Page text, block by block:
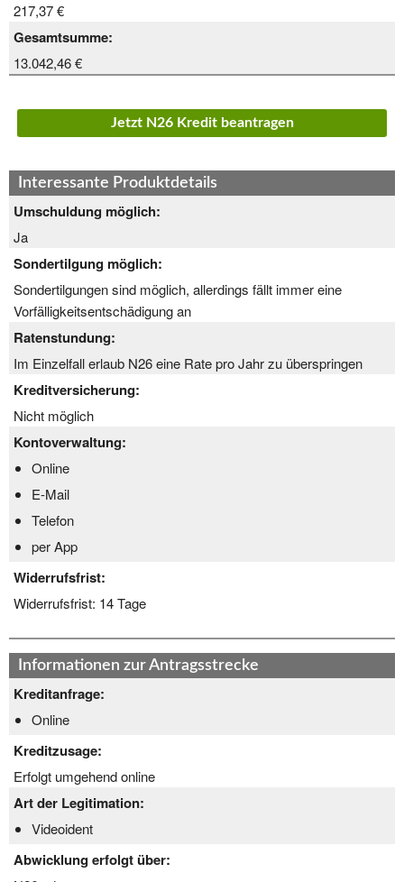
217,37 €
Gesamtsumme:
13.042,46 €
Jetzt N26 Kredit beantragen
Interessante Produktdetails
Umschuldung möglich:
Ja
Sondertilgung möglich:
Sondertilgungen sind möglich, allerdings fällt immer eine
Vorfälligkeitsentschädigung an
Ratenstundung:
Im Einzelfall erlaub N26 eine Rate pro Jahr zu überspringen
Kreditversicherung:
Nicht möglich
Kontoverwaltung:
Online
E-Mail
Telefon
per App
Widerrufsfrist:
Widerrufsfrist: 14 Tage
Informationen zur Antragsstrecke
Kreditanfrage:
Online
Kreditzusage:
Erfolgt umgehend online
Art der Legitimation:
Videoident
Abwicklung erfolgt über: